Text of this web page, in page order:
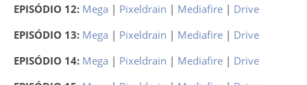
EPISÓDIO 12: Mega | Pixeldrain | Mediafire | Drive
EPISÓDIO 13: Mega | Pixeldrain | Mediafire | Drive
EPISÓDIO 14: Mega | Pixeldrain | Mediafire | Drive